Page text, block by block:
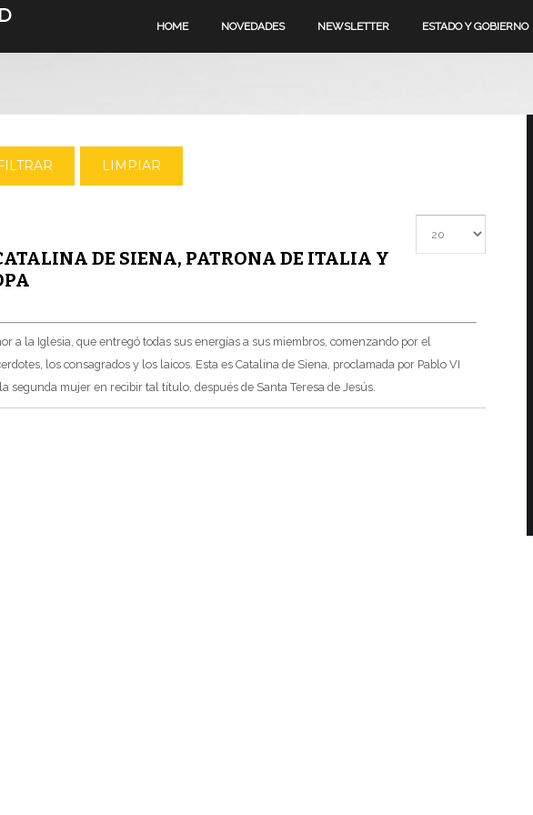
HOME NOVEDADES NEWSLETTER ESTADO Y GOBIERNO
LIMPIAR
DE SIENA, PATRONA DE ITALIA Y
a la Iglesia, que entregó todas sus energías a sus miembros, comenzando por el
los consagrados y los laicos. Esta es Catalina de Siena, proclamada por Pablo VI
segunda mujer en recibir tal título, después de Santa Teresa de Jesús.